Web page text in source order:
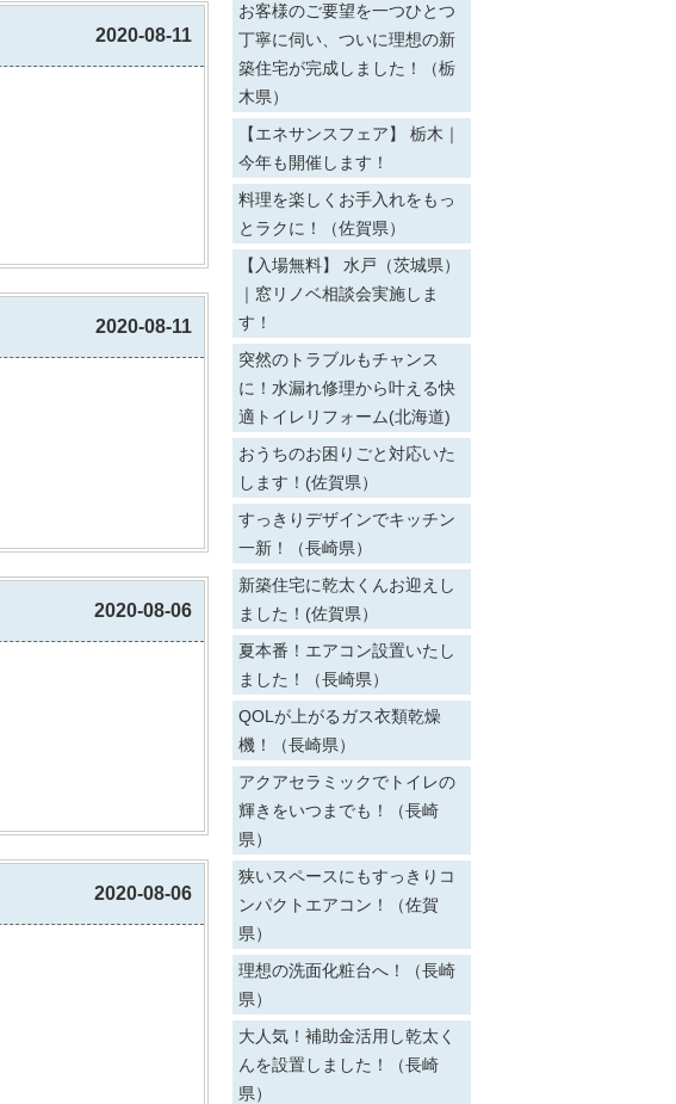
2020-08-11
2020-08-11
2020-08-06
2020-08-06
お客様のご要望を一つひとつ
丁寧に伺い、ついに理想の新
築住宅が完成しました！（栃
木県）
【エネサンスフェア】 栃木｜
今年も開催します！
料理を楽しくお手入れをもっ
とラクに！（佐賀県）
【入場無料】 水戸（茨城県）
｜窓リノベ相談会実施しま
す！
突然のトラブルもチャンス
に！水漏れ修理から叶える快
適トイレリフォーム(北海道)
おうちのお困りごと対応いた
します！(佐賀県）
すっきりデザインでキッチン
一新！（長崎県）
新築住宅に乾太くんお迎えし
ました！(佐賀県）
夏本番！エアコン設置いたし
ました！（長崎県）
QOLが上がるガス衣類乾燥
機！（長崎県）
アクアセラミックでトイレの
輝きをいつまでも！（長崎
県）
狭いスペースにもすっきりコ
ンパクトエアコン！（佐賀
県）
理想の洗面化粧台へ！（長崎
県）
大人気！補助金活用し乾太く
んを設置しました！（長崎
県）